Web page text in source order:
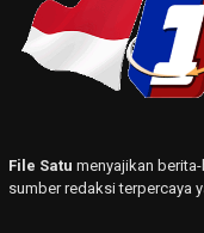
File Satu menyajikan
sumber redaksi terpercaya